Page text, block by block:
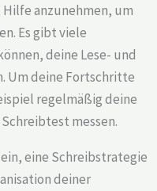
Hilfe anzunehmen, um
Es gibt viele
deine Lese- und
Um deine Fortschritte
regelmäßig deine
messen.
eine Schreibstrategie
deiner